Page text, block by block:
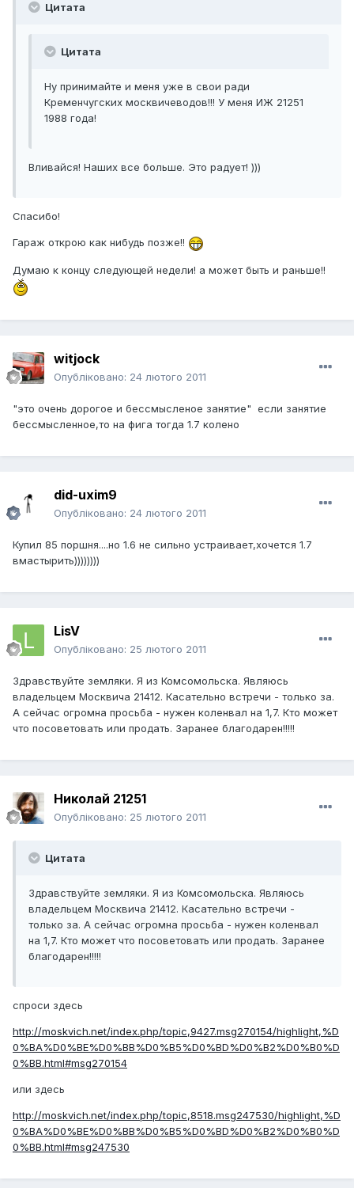
Цитата
Цитата
Ну принимайте и меня уже в свои ради
Кременчугских москвичеводов!!! У меня ИЖ 21251
1988 года!
Вливайся! Наших все больше. Это радует! )))
Спасибо!
Гараж открою как нибудь позже!!
Думаю к концу следующей недели! а может быть и раньше!!
witjock
Опубліковано: 24 лютого 2011
"это очень дорогое и бессмысленое занятие" если занятие
бессмысленное,то на фига тогда 1.7 колено
did-uxim9
Опубліковано: 24 лютого 2011
Купил 85 поршня....но 1.6 не сильно устраивает,хочется 1.7
вмастырить))))))))
LisV
Опубліковано: 25 лютого 2011
Здравствуйте земляки. Я из Комсомольска. Являюсь
владельцем Москвича 21412. Касательно встречи - только за.
А сейчас огромна просьба - нужен коленвал на 1,7. Кто может
что посоветовать или продать. Заранее благодарен!!!!!
Николай 21251
Опубліковано: 25 лютого 2011
Цитата
Здравствуйте земляки. Я из Комсомольска. Являюсь
владельцем Москвича 21412. Касательно встречи -
только за. А сейчас огромна просьба - нужен коленвал
на 1,7. Кто может что посоветовать или продать. Заранее
благодарен!!!!!
спроси здесь
http://moskvich.net/index.php/topic,9427.msg270154/highlight,%D
0%BA%D0%BE%D0%BB%D0%B5%D0%BD%D0%B2%D0%B0%D
0%BB.html#msg270154
или здесь
http://moskvich.net/index.php/topic,8518.msg247530/highlight,%D
0%BA%D0%BE%D0%BB%D0%B5%D0%BD%D0%B2%D0%B0%D
0%BB.html#msg247530